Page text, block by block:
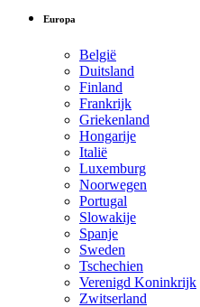
Europa
België
Duitsland
Finland
Frankrijk
Griekenland
Hongarije
Italië
Luxemburg
Noorwegen
Portugal
Slowakije
Spanje
Sweden
Tschechien
Verenigd Koninkrijk
Zwitserland